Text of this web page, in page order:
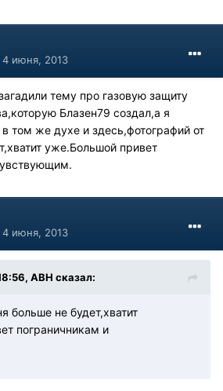
4 июня, 2013
тему про газовую защиту
Блазен79 создал,а я
том же духе и здесь,фотографий от
уже.Большой привет
4 июня, 2013
АВН сказал:
больше не будет,хватит
пограничникам и